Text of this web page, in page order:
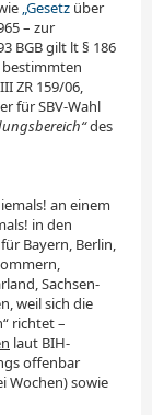
„Gesetz über
– zur
BGB gilt lt § 186
bestimmten
ZR 159/06,
für SBV-Wahl
des
an einem
in den
für Bayern, Berlin,
Sachsen-
weil sich die
richtet –
laut BIH-
offenbar
Wochen) sowie